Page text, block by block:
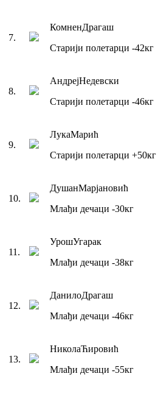
7.
КомненДрагаш
Старији полетарци -42кг
8.
АндрејНедевски
Старији полетарци -46кг
9.
ЛукаМарић
Старији полетарци +50кг
10.
ДушанМарјановић
Млађи дечаци -30кг
11 .
УрошУгарак
Млађи дечаци -38кг
12.
ДанилоДрагаш
Млађи дечаци -46кг
13.
НиколаЋировић
Млађи дечаци -55кг